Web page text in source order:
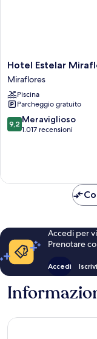
Hotel
Estelar
Miraflores
Miraflores
Hotel Estelar
Miraflores
Piscina
Parcheggio gratuito
9.2
su
9,2 Meraviglioso
1.017 recensioni
Accedi per
Prenotare
Accedi